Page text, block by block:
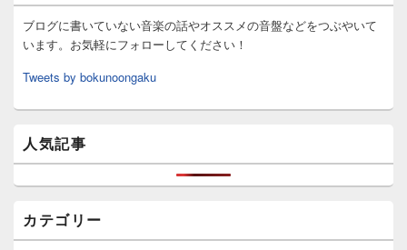
ブログに書いていない音楽の話やオススメの音盤などをつぶやいて
います。お気軽にフォローしてください！
Tweets by bokunoongaku
人気記事
カテゴリー